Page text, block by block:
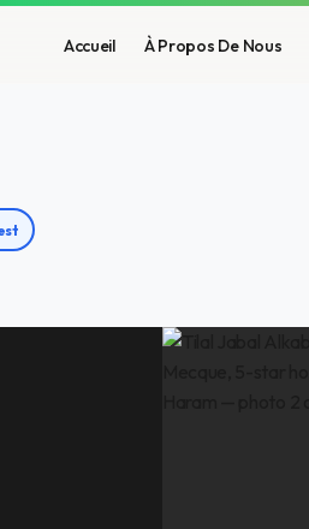
Accueil À Propos De Nous